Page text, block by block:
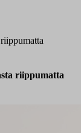
riippumatta